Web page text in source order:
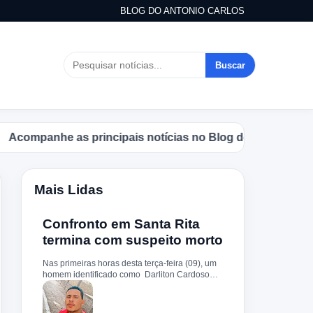
BLOG DO ANTONIO CARLOS
Buscar
as principais notícias no Blog do Antonio Carlos.
Mais Lidas
Confronto em Santa Rita
termina com suspeito morto
Nas primeiras horas desta terça-feira (09), um
homem identificado como Darliton Cardoso
Pereira morreu após confronto com a Polícia
Militar no povoado Timbotiba, zona rural de
Santa Rita. De acordo com a PM, os policiais